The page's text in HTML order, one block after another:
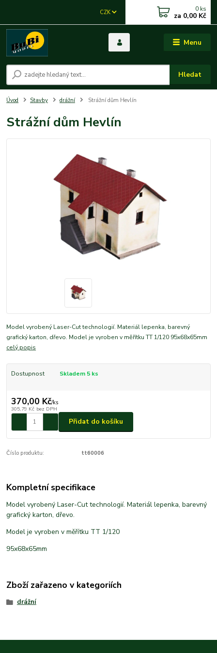
Menu
CZK
Hledat
0 ks
za 0,00 Kč
Úvod Stavby drážní Strážní dům Hevlín
Strážní dům Hevlín
Model vyrobený Laser-Cut technologií. Materiál lepenka, barevný
grafický karton, dřevo. Model je vyroben v měřítku TT 1/120 95x68x65mm
celý popis
Dostupnost Skladem 5 ks
370,00 Kč/ks
305,79 Kč bez DPH
Přidat do košíku
Číslo produktu: tt60006
Kompletní specifikace
Model vyrobený Laser-Cut technologií. Materiál lepenka, barevný
grafický karton, dřevo.
Model je vyroben v měřítku TT 1/120
95x68x65mm
Zboží zařazeno v kategoriích
drážní